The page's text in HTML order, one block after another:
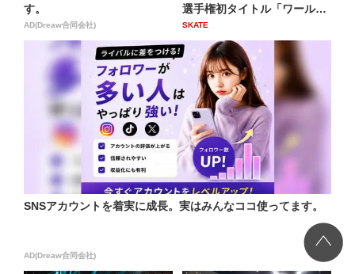
す。
AD(Dreaw合同会社)
選手権初タイトル「ワールド
ス...
SKATE
SNSアカウントを着実に成長。実はみんなココ使ってます。
AD(Dreaw合同会社)